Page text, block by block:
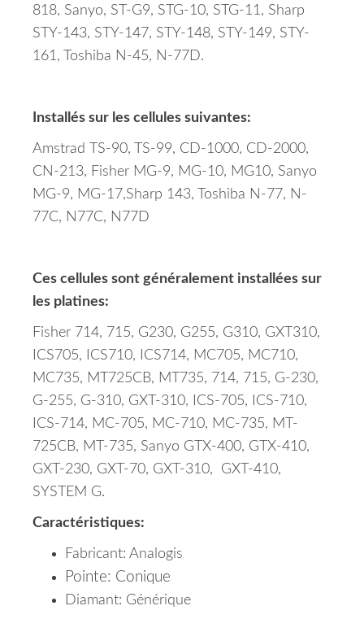
818, Sanyo, ST-G9, STG-10, STG-11, Sharp
STY-143, STY-147, STY-148, STY-149, STY-
161, Toshiba N-45, N-77D.
Installés sur les cellules suivantes:
Amstrad
TS-90, TS-99, CD-1000, CD-2000,
CN-213, Fisher MG-9, MG-10, MG10, Sanyo
MG-9, MG-17,Sharp 143, Toshiba N-77, N-
77C, N77C, N77D
Ces cellules sont généralement installées sur
les platines:
Fisher 714, 715, G230, G255, G310, GXT310,
ICS705, ICS710, ICS714, MC705, MC710,
MC735, MT725CB, MT735, 714, 715, G-230,
G-255, G-310, GXT-310, ICS-705, ICS-710,
ICS-714, MC-705, MC-710, MC-735, MT-
725CB, MT-735, Sanyo GTX-400, GTX-410,
GXT-230, GXT-70, GXT-310, GXT-410,
SYSTEM G.
Caractéristiques:
Fabricant: Analogis
Pointe: Conique
Diamant: Générique